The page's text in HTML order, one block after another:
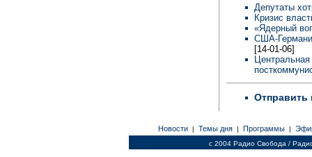
Депутаты
Кризис
«Ядерный
США-
[14-01-06]
Отправить
Новости | Темы дня | Программы |
c 2004 Радио Свобода /